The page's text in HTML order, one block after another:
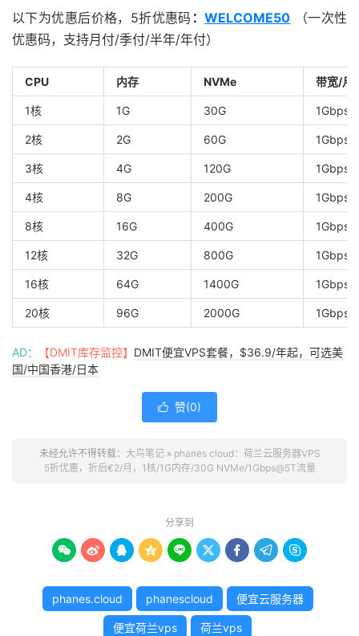
以下为优惠后价格，5折优惠码 ：WELCOME50 （一次性
优惠码，支持月付/季付/半年/年付）
CPU 内存 NVMe 带宽/月
1核 1G 30G 1Gbps/
2核 2G 60G 1Gbps/
3核 4G 120G 1Gbps/
4核 8G 200G 1Gbps/
8核 16G 400G 1Gbps/
12核 32G 800G 1Gbps/
16核 64G 1400G 1Gbps/
20核 96G 2000G 1Gbps/
AD： 【DMIT库存监控】 DMIT便宜VPS套餐，$36.9/年起，可选美
国/中国香港/日本
 赞(0)
未经允许不得转载： 大鸟笔记» phanes cloud：荷兰云服务器VPS
5折优惠，折后€2/月，1核/1G内存/30G NVMe/1Gbps@5T流量
分享到
        
phanes.cloud phanescloud 便宜云服务器
便宜荷兰vps 荷兰vps